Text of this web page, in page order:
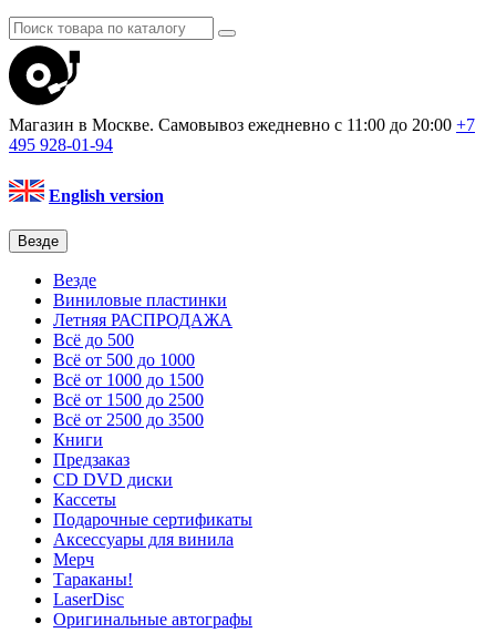
Магазин в Москве. Самовывоз ежедневно с 11:00 до 20:00 +7
495 928-01-94
English version
Везде
Везде
Виниловые пластинки
Летняя РАСПРОДАЖА
Всё до 500
Всё от 500 до 1000
Всё от 1000 до 1500
Всё от 1500 до 2500
Всё от 2500 до 3500
Книги
Предзаказ
CD DVD диски
Кассеты
Подарочные сертификаты
Аксессуары для винила
Мерч
Тараканы!
LaserDisc
Оригинальные автографы